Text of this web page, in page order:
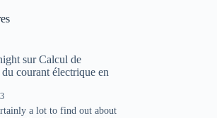
surCalcul de
du courant électrique en
a lot to find out about